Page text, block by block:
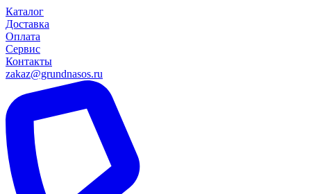
Каталог
Доставка
Оплата
Сервис
Контакты
zakaz@grundnasos.ru